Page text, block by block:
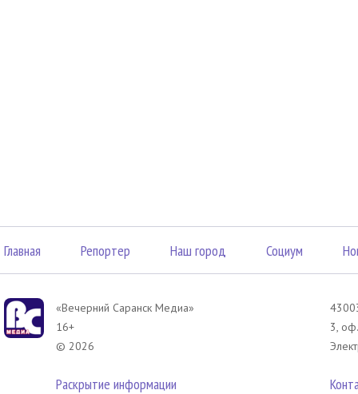
Главная Репортер Наш город Социум
«Вечерний Саранск Mедиа»
16+
© 2026
Раскрытие информации
3,